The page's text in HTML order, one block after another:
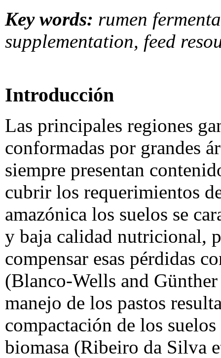
Key words: rumen
supplementation, feed
Introducción
Las principales regiones
conformadas por grandes
siempre presentan
cubrir los requerimientos
amazónica los suelos se
y baja calidad nutricional,
compensar esas pérdidas
(Blanco-Wells and
manejo de los pastos
compactación de los
biomasa (Ribeiro da Silva